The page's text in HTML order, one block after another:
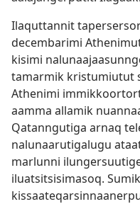
Ilaquttannit
decembarimi
kisimi
tamarmik kristumiutut
Athenimi
aamma allamik
Qatanngutiga arnaq
nalunaarutigalugu
marlunni
iluatsitsisimasoq.